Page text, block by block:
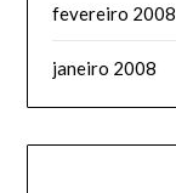
fevereiro 2008
janeiro 2008